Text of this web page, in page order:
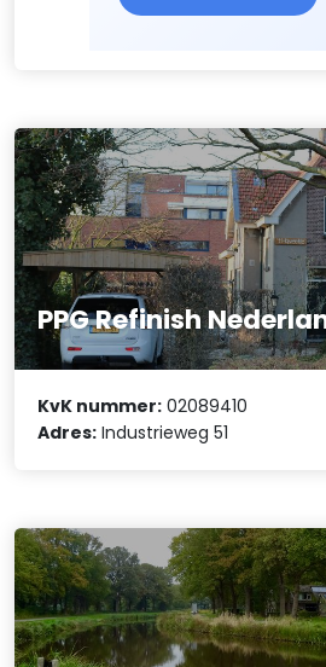
PPG Refinish
KvK nummer: 02089410
Adres: Industrieweg 51